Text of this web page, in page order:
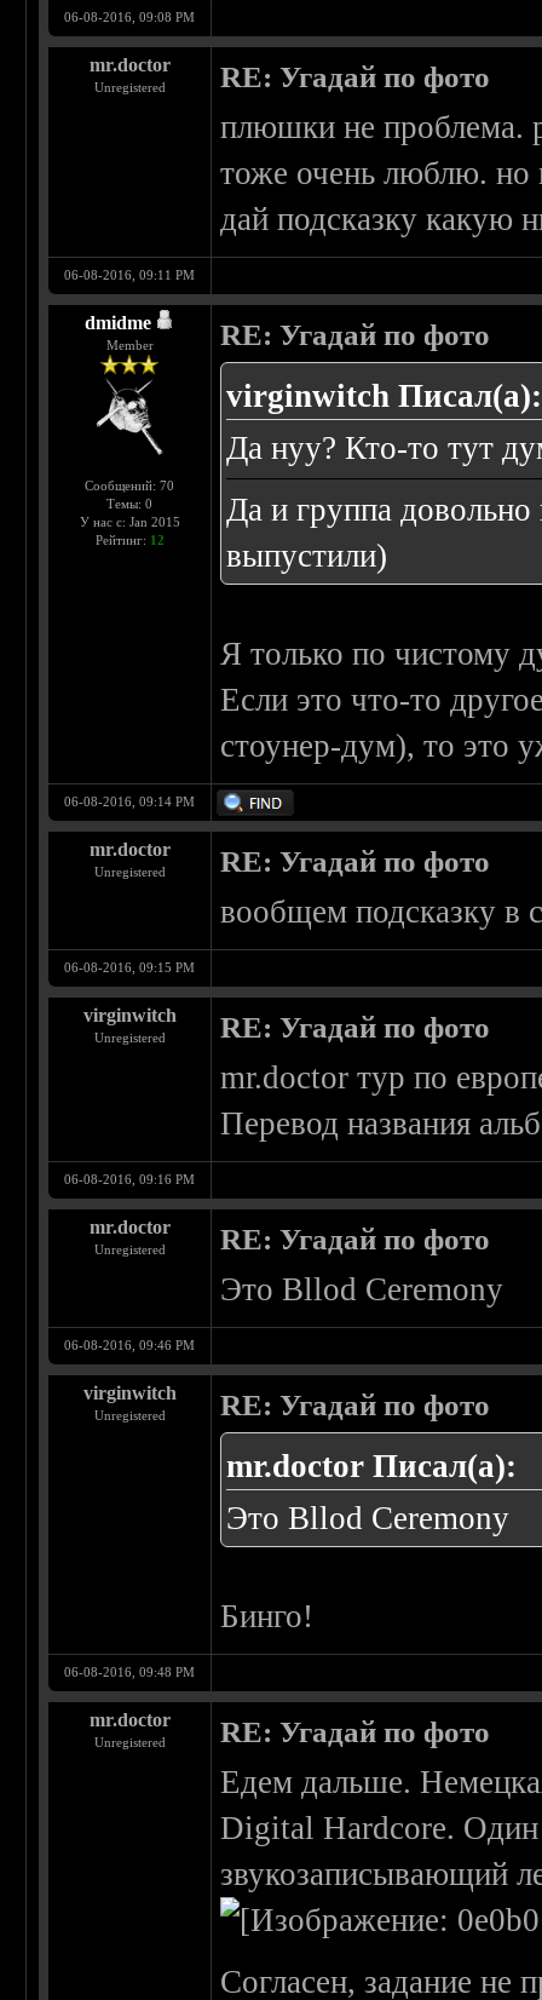
06-08-2016, 09:08 PM
mr.doctor
Unregistered RE: Угадай по фото
плюшки не проблема.
тоже очень люблю. но
дай подсказку какую
06-08-2016, 09:11 PM
dmidme
Member
Сообщений: 70
Темы: 0
У нас с: Jan 2015
Рейтинг: 12
RE: Угадай по фото
virginwitch Писал(а):
Да нуу? Кто-то тут
Да и группа
выпустили)
Я только по чистому
Если это что-то
стоунер-дум), то это
06-08-2016, 09:14 PM
mr.doctor
Unregistered RE: Угадай по фото
вообщем подсказку в
06-08-2016, 09:15 PM
virginwitch
Unregistered RE: Угадай по фото
mr.doctor тур по
Перевод названия
06-08-2016, 09:16 PM
mr.doctor
Unregistered RE: Угадай по фото
Это Bllod Ceremony
06-08-2016, 09:46 PM
virginwitch
Unregistered RE: Угадай по фото
mr.doctor Писал(а):
Это Bllod Ceremony
Бинго!
06-08-2016, 09:48 PM
mr.doctor
Unregistered RE: Угадай по фото
Едем дальше.
Digital Hardcore. Один
звукозаписывающий
Согласен, задание не